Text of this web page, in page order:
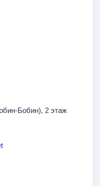
Бобин), 2 этаж